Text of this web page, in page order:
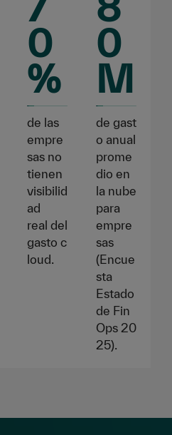
0
%
de las
empre
sas no
tienen
visibilid
ad
real del
gasto c
loud.
0
M
de gast
o anual
prome
dio en
la nube
para
empre
sas
(Encue
sta
Estado
de Fin
Ops 20
25).